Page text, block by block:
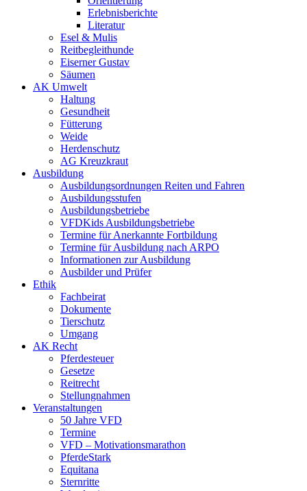
Erlebnisberichte
Literatur
Esel & Mulis
Reitbegleithunde
Eiserner Gustav
Säumen
AK Umwelt
Haltung
Gesundheit
Fütterung
Weide
Herdenschutz
AG Kreuzkraut
Ausbildung
Ausbildungsordnungen Reiten und Fahren
Ausbildungsstufen
Ausbildungsbetriebe
VFDKids Ausbildungsbetriebe
Termine für Anerkannte Fortbildung
Termine für Ausbildung nach ARPO
Informationen zur Ausbildung
Ausbilder und Prüfer
Ethik
Fachbeirat
Dokumente
Tierschutz
Umgang
AK Recht
Pferdesteuer
Gesetze
Reitrecht
Stellungnahmen
Veranstaltungen
50 Jahre VFD
Termine
VFD – Motivationsmarathon
PferdeStark
Equitana
Sternritte